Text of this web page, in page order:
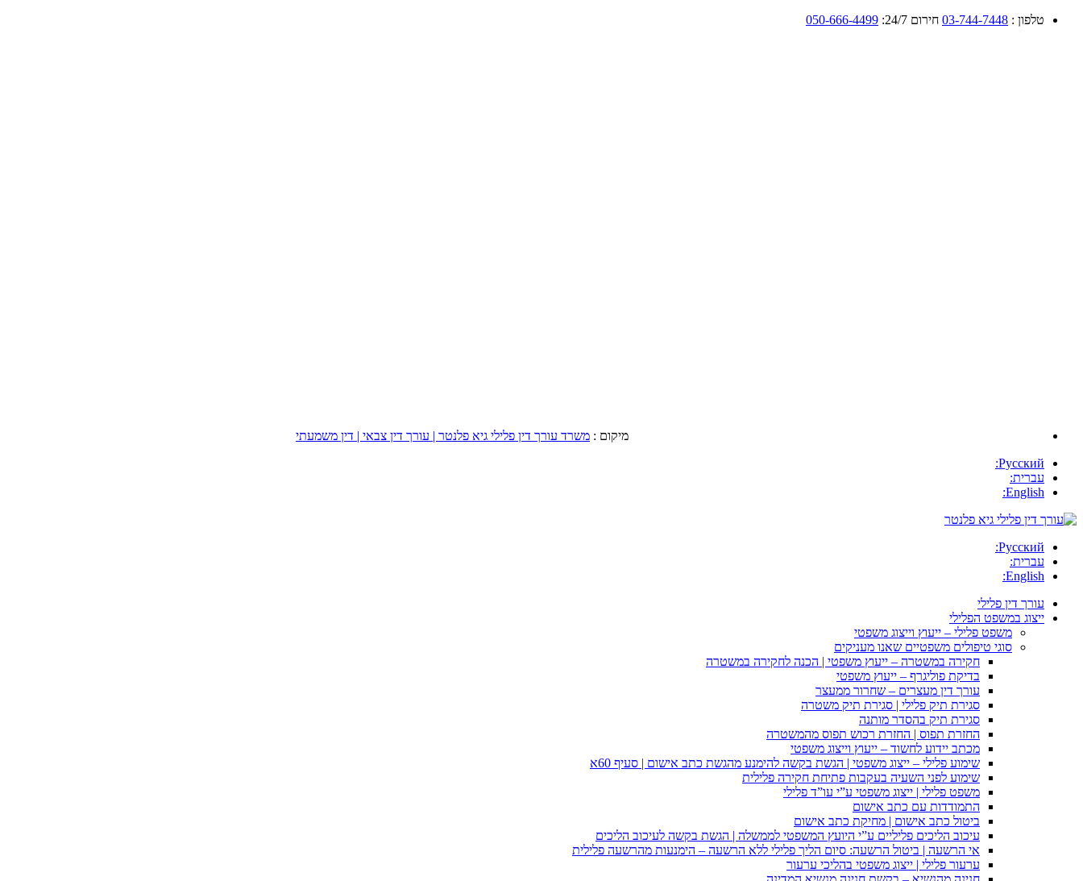
טלפון : 03-744-7448 חירום 24/7: 050-666-4499
מיקום : משרד עורך דין פלילי גיא פלנטר | עורך דין צבאי | דין משמעתי
Русский:
עברית:
English:
Русский:
עברית:
English:
עורך דין פלילי
ייצוג במשפט הפלילי
משפט פלילי – ייעוץ וייצוג משפטי
סוגי טיפולים משפטיים שאנו מעניקים
חקירה במשטרה – ייעוץ משפטי | הכנה לחקירה במשטרה
בדיקת פוליגרף – ייעוץ משפטי
עורך דין מעצרים – שחרור ממעצר
סגירת תיק פלילי | סגירת תיק משטרה
סגירת תיק בהסדר מותנה
החזרת תפוס | החזרת רכוש תפוס מהמשטרה
מכתב יידוע לחשוד – ייעוץ וייצוג משפטי
שימוע פלילי – ייצוג משפטי | הגשת בקשה להימנע מהגשת כתב אישום | סעיף 60א
שימוע לפני השעיה בעקבות פתיחת חקירה פלילית
משפט פלילי | ייצוג משפטי ע”י עו”ד פלילי
התמודדות עם כתב אישום
ביטול כתב אישום | מחיקת כתב אישום
עיכוב הליכים פליליים ע”י היועץ המשפטי לממשלה | הגשת בקשה לעיכוב הליכים
אי הרשעה | ביטול הרשעה: סיום הליך פלילי ללא הרשעה – הימנעות מהרשעה פלילית
ערעור פלילי | ייצוג משפטי בהליכי ערעור